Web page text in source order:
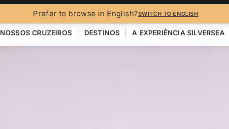
Prefer to browse in English?SWITCH TO ENGLISH
NOSSOS CRUZEIROS DESTINOS A EXPERIÊNCIA SILVERSEA